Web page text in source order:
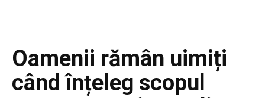
Oamenii rămân uimiți
când înțeleg scopul